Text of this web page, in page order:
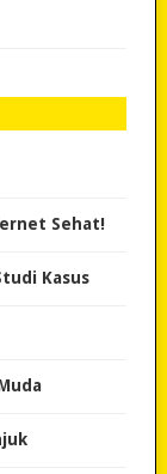
Sehat!
Kasus